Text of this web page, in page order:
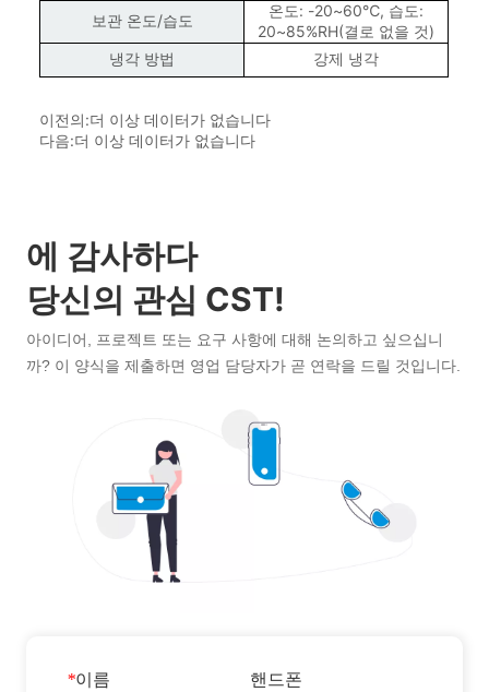
이전의:더 이상 데이터가 없습니다
다음:더 이상 데이터가 없습니다
에 감사하다
당신의 관심 CST!
아이디어, 프로젝트 또는 요구 사항에 대해 논의하고 싶으십니
까? 이 양식을 제출하면 영업 담당자가 곧 연락을 드릴 것입니다.
*이름 핸드폰